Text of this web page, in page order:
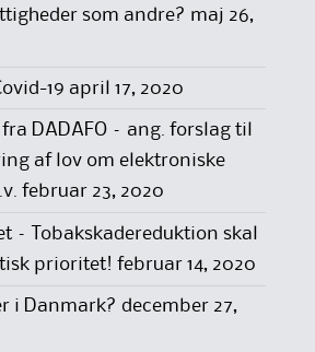
som andre? maj 26,
19 april 17, 2020
DADAFO – ang. forslag til
af lov om elektroniske
februar 23, 2020
– Tobakskadereduktion skal
prioritet! februar 14, 2020
i Danmark? december 27,